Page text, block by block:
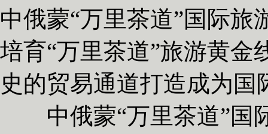
中俄蒙“万里茶道”国际
培育“万里茶道”旅游黄金
史的贸易通道打造成为国
中俄蒙“万里茶道”国